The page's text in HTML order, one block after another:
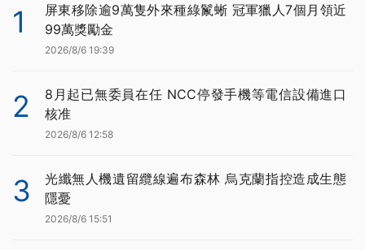
1
屏東移除逾9萬隻外來種綠鬣蜥 冠軍獵人7個月領近
99萬獎勵金
2026/8/6 19:39
2
8月起已無委員在任 NCC停發手機等電信設備進口
核准
2026/8/6 12:58
3
光纖無人機遺留纜線遍布森林 烏克蘭指控造成生態
隱憂
2026/8/6 15:51